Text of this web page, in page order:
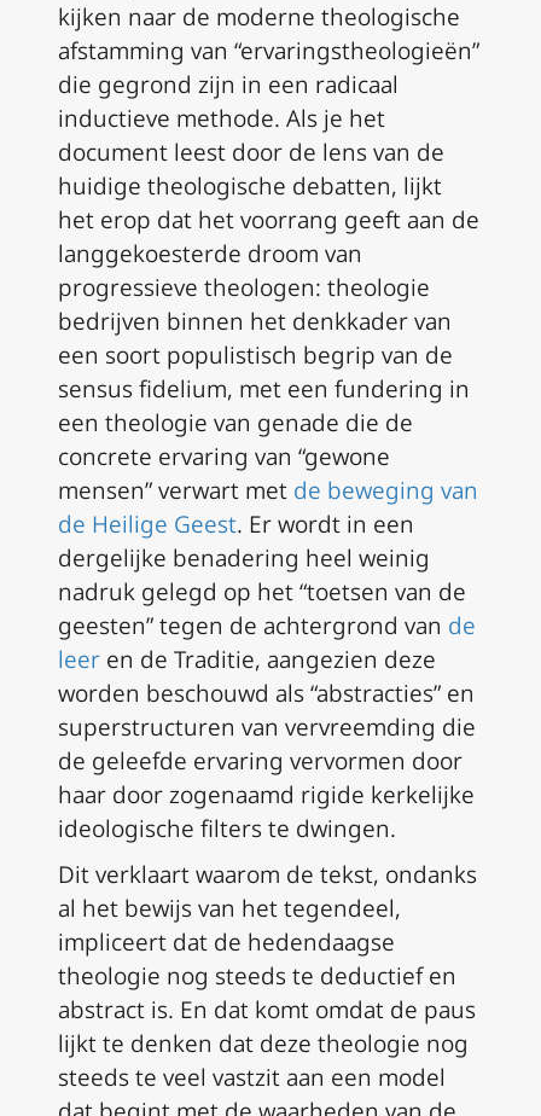
kijken naar de moderne theologische
afstamming van “ervaringstheologieën”
die gegrond zijn in een radicaal
inductieve methode. Als je het
document leest door de lens van de
huidige theologische debatten, lijkt
het erop dat het voorrang geeft aan de
langgekoesterde droom van
progressieve theologen: theologie
bedrijven binnen het denkkader van
een soort populistisch begrip van de
sensus fidelium, met een fundering in
een theologie van genade die de
concrete ervaring van “gewone
mensen” verwart met de beweging van
de Heilige Geest. Er wordt in een
dergelijke benadering heel weinig
nadruk gelegd op het “toetsen van de
geesten” tegen de achtergrond van de
leer en de Traditie, aangezien deze
worden beschouwd als “abstracties” en
superstructuren van vervreemding die
de geleefde ervaring vervormen door
haar door zogenaamd rigide kerkelijke
ideologische filters te dwingen.
Dit verklaart waarom de tekst, ondanks
al het bewijs van het tegendeel,
impliceert dat de hedendaagse
theologie nog steeds te deductief en
abstract is. En dat komt omdat de paus
lijkt te denken dat deze theologie nog
steeds te veel vastzit aan een model